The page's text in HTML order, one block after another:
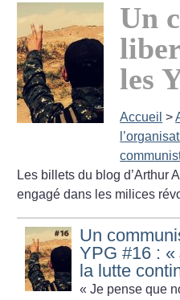
Un
les
Accueil >
Les billets du blog d’Arthur
engagé dans les milices
Un
YPG #16 : «
la lutte
« Je pense que